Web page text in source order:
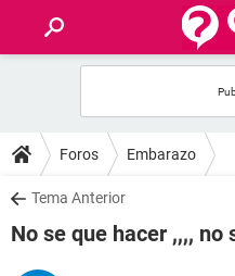
FOROS
SALUD
Foros Embarazo
Tema Anterior
No se que hacer ,,,,